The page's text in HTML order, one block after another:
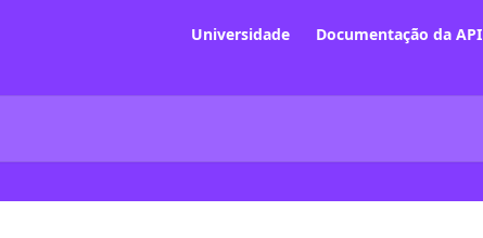
Universidade Documentação da API